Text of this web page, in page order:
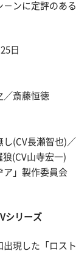
－ンに定評のあ
日
／斎藤恒徳
し(CV長瀬智也)
狼(CV山寺宏一)
ア」製作委員会
シリーズ
出現した「ロス